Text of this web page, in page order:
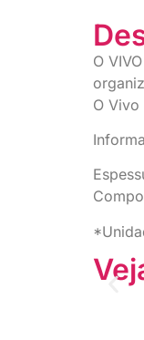
O
O